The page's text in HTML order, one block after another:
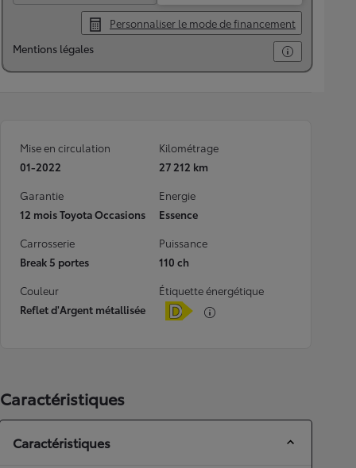
Personnaliser le mode de financement
Mentions légales
Mise en circulation
01-2022
Kilométrage
27 212 km
Garantie
12 mois Toyota Occasions
Energie
Essence
Carrosserie
Break 5 portes
Puissance
110 ch
Couleur
Reflet d'Argent métallisée
Étiquette énergétique
Caractéristiques
Caractéristiques